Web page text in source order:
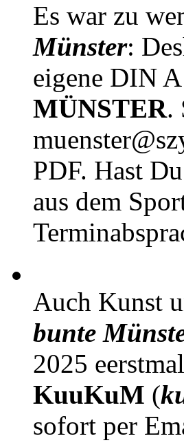
Es war zu
Münster:
eigene DIN
MÜNSTER.
PDF. Hast
aus dem
Auch Kunst
bunte
2025
KuuKuM (
sofort per